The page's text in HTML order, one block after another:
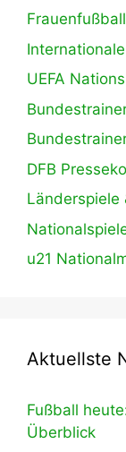
UEFA
DFB
Länderspiele
u21
Aktuellste
Fußball
Überblick